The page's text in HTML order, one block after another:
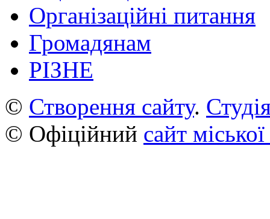
Організаційні питання
Громадянам
РІЗНЕ
© Створення сайту.
© Офіційний сайт